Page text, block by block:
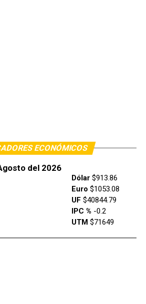
ECONÓMICOS
del 2026
Dólar$913.86
Euro $1053.08
UF $40844.79
IPC % -0.2
UTM$71649